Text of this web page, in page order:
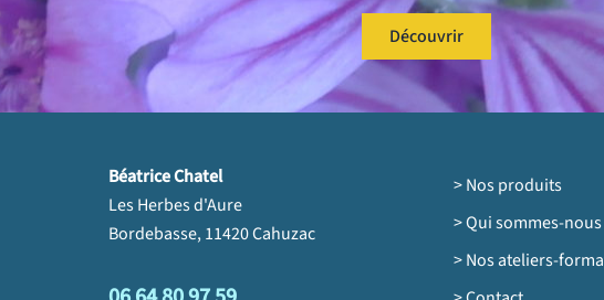
Découvrir
Béatrice Chatel
Les Herbes d'Aure
Bordebasse, 11420 Cahuzac
> Nos produits
> Qui sommes-nous
> Nos ateliers-